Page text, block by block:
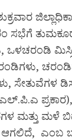
ಸಭೆಗೆ
ಸೇತುವೆಗಳ
ಮತ್ತು ಮಳೆ
ಎಂಬ